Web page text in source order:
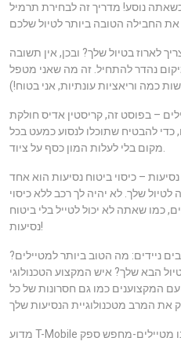
נוסע! מדריך זה לבחירת תרמיל
לארוז בטיול שלך? ובכן, אין תשובה
נהדר להתחיל. זה מה שאני מטפל
– בפוסט זה, קריסטין אדיס חולקת
להבטיח שתוכלו לנסוע כמעט בכל
– כיסוי ביטוח נסיעות הוא אחד
שלך. לא יהיה לך רכב ללא כיסוי
כמו שאתה לא יכול לטייל בלי ביטוח
נסיעות!
ניידים: מה הטוב ביותר למטיילים?
הבא שלך? איש המקצוע הטכנולוגי
עם המקצוענים כמו גם חסרונות של כל
מדוע T-Mobile הוא ספק הטלפון הטוב ביותר עבורנו מטיילים-מחפש ספק